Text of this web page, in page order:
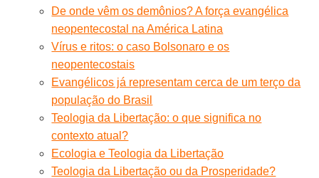
De onde vêm os demônios? A força evangélica
neopentecostal na América Latina
Vírus e ritos: o caso Bolsonaro e os
neopentecostais
Evangélicos já representam cerca de um terço da
população do Brasil
Teologia da Libertação: o que significa no
contexto atual?
Ecologia e Teologia da Libertação
Teologia da Libertação ou da Prosperidade?